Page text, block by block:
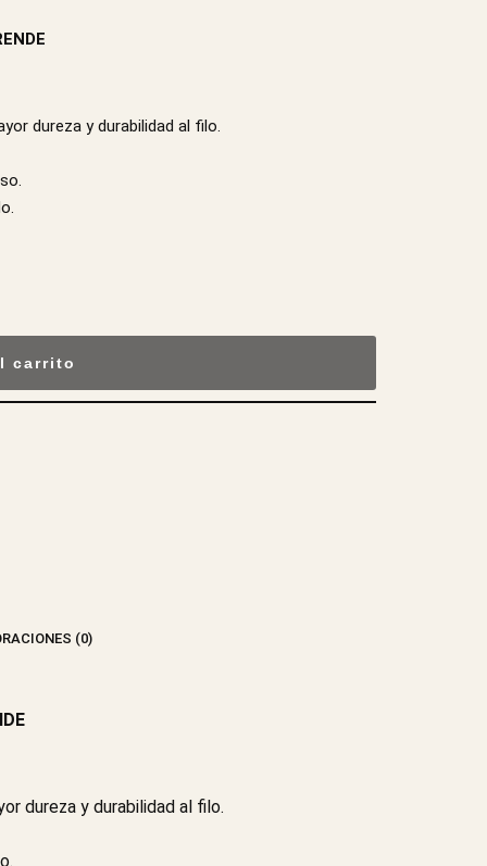
dureza y durabilidad al filo.
carrito
(0)
dureza y durabilidad al filo.